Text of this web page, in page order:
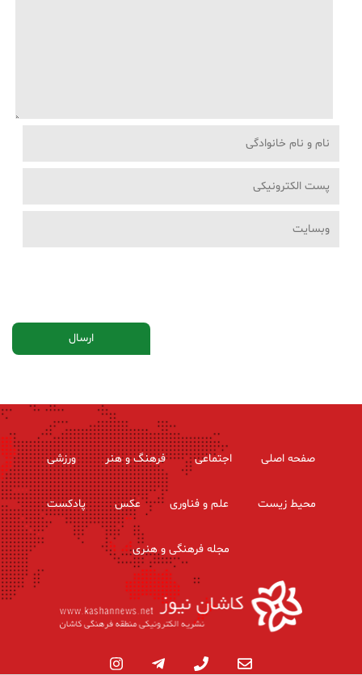
صفحه اصلی اجتماعی فرهنگ و هنر ورزشی
محیط زیست علم و فناوری عکس پادکست
مجله فرهنگی و هنری